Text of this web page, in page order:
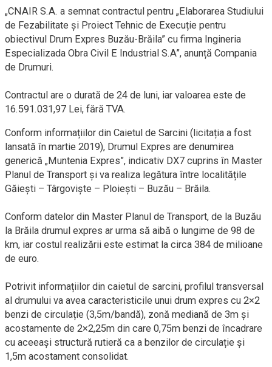
„CNAIR S.A. a semnat contractul pentru „Elaborarea Studiului
de Fezabilitate și Proiect Tehnic de Execuție pentru
obiectivul Drum Expres Buzău-Brăila” cu firma Ingineria
Especializada Obra Civil E Industrial S.A”, anunță Compania
de Drumuri.
Contractul are o durată de 24 de luni, iar valoarea este de
16.591.031,97 Lei, fără TVA.
Conform informațiilor din Caietul de Sarcini (licitația a fost
lansată în martie 2019), Drumul Expres are denumirea
generică „Muntenia Expres”, indicativ DX7 cuprins în Master
Planul de Transport și va realiza legătura între localitățile
Găiești – Târgoviște – Ploiești – Buzău – Brăila.
Conform datelor din Master Planul de Transport, de la Buzău
la Brăila drumul expres ar urma să aibă o lungime de 98 de
km, iar costul realizării este estimat la circa 384 de milioane
de euro.
Potrivit informațiilor din caietul de sarcini, profilul transversal
al drumului va avea caracteristicile unui drum expres cu 2×2
benzi de circulație (3,5m/bandă), zonă mediană de 3m și
acostamente de 2×2,25m din care 0,75m benzi de încadrare
cu aceeași structură rutieră ca a benzilor de circulație și
1,5m acostament consolidat.